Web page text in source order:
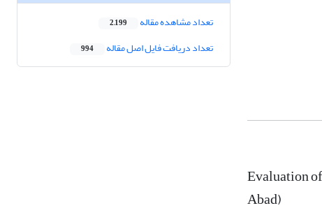
Evaluation
Abad)
تعداد مشاهده مقاله 2,199
تعداد دریافت فایل اصل مقاله 994